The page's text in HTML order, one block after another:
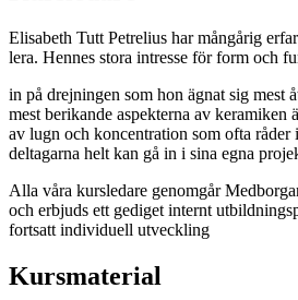
Elisabeth Tutt Petrelius har mångårig
lera. Hennes stora intresse för form och
in på drejningen som hon ägnat sig mest
mest berikande aspekterna av keramiken
av lugn och koncentration som ofta råder
deltagarna helt kan gå in i sina egna
Alla våra kursledare genomgår
och erbjuds ett gediget internt
fortsatt individuell utveckling
Kursmaterial